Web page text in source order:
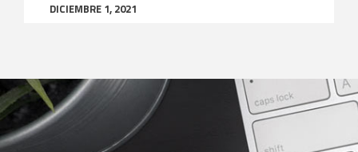
DICIEMBRE 1, 2021